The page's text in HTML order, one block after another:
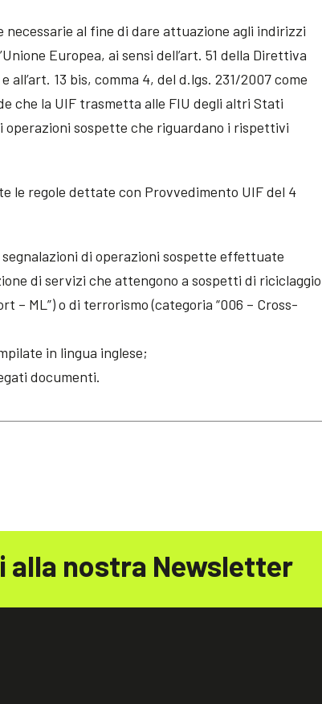
al fine di dare attuazione agli indirizzi
Europea, ai sensi dell’art. 51 della Direttiva
13 bis, comma 4, del d.lgs. 231/2007 come
che la UIF trasmetta alle FIU degli altri Stati
operazioni sospette che riguardano i rispettivi
le regole dettate con Provvedimento UIF del 4
di operazioni sospette effettuate
di servizi che attengono a sospetti di riciclaggio
– ML”) o di terrorismo (categoria “006 – Cross-
in lingua inglese;
documenti.
alla nostra Newsletter